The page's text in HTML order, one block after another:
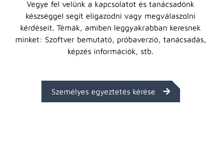
Vegye fel velünk a kapcsolatot és tanácsadónk
készséggel segít eligazodni vagy megválaszolni
kérdéseit. Témák, amiben leggyakrabban keresnek
minket: Szoftver bemutató, próbaverzió, tanácsadás,
képzés információk, stb.
Személyes egyeztetés kérése